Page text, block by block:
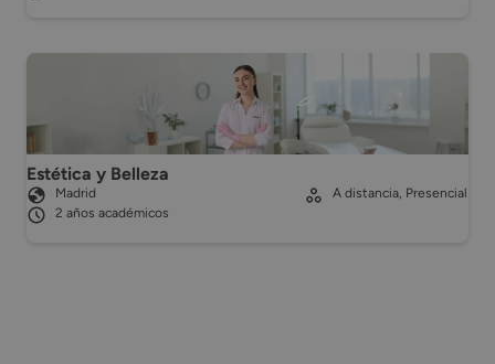
Estética y Belleza
Madrid
2 años académicos
A distancia, Presencial